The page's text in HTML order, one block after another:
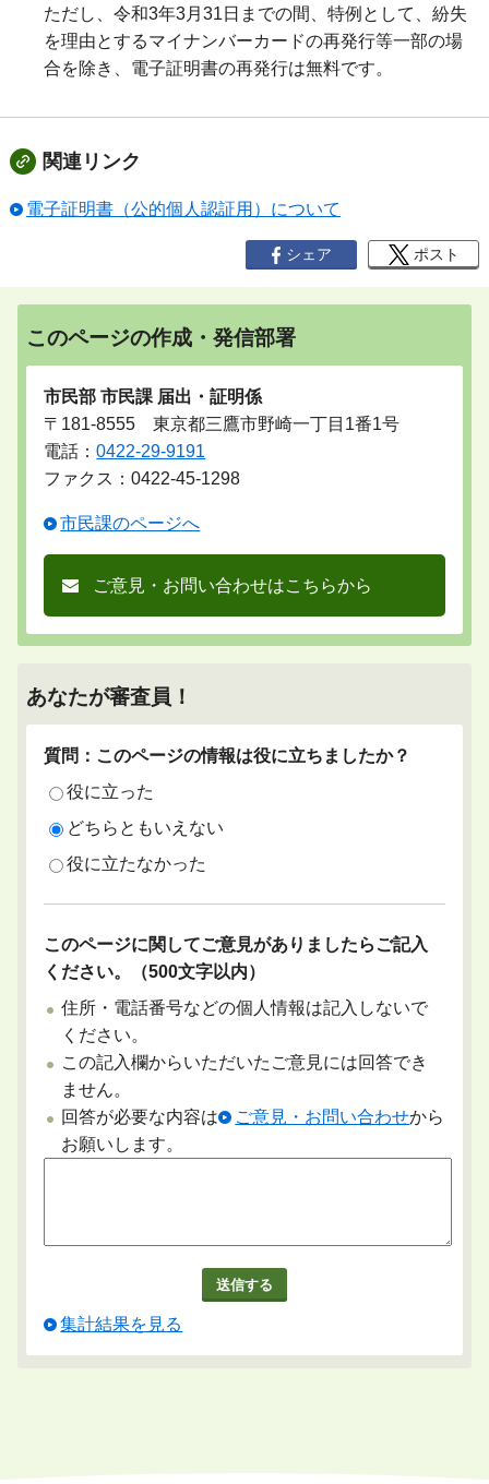
ただし、令和3年3月31日までの間、特例として、紛失
を理由とするマイナンバーカードの再発行等一部の場
合を除き、電子証明書の再発行は無料です。
関連リンク
電子証明書（公的個人認証用）について
シェア ポスト
このページの作成・発信部署
市民部 市民課 届出・証明係
〒181-8555 東京都三鷹市野崎一丁目1番1号
電話：0422-29-9191
ファクス：0422-45-1298
市民課のページへ
ご意見・お問い合わせはこちらから
あなたが審査員！
質問：このページの情報は役に立ちましたか？
役に立った
どちらともいえない
役に立たなかった
このページに関してご意見がありましたらご記入
ください。（500文字以内）
住所・電話番号などの個人情報は記入しないで
ください。
この記入欄からいただいたご意見には回答でき
ません。
回答が必要な内容は
ご意見・お問い合わせから
お願いします。
集計結果を見る